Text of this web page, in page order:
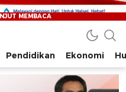
Pendidikan Ekonomi